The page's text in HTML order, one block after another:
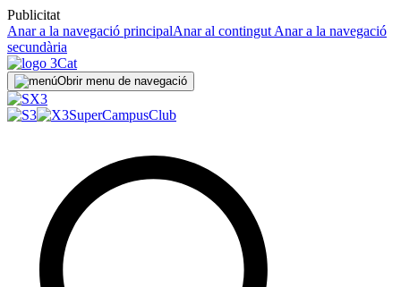
Publicitat
Anar a la navegació principalAnar al contingut Anar a la navegació
secundària
Obrir menu de navegació
SuperCampusClub